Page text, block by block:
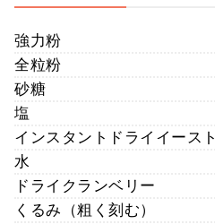
強力粉
全粒粉
砂糖
塩
インスタントドライイースト
水
ドライクランベリー
くるみ（粗く刻む）